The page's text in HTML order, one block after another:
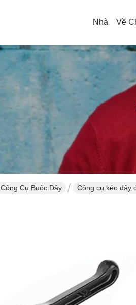
Nhà Về
Công Cụ Buộc Dây Công cụ kéo dây